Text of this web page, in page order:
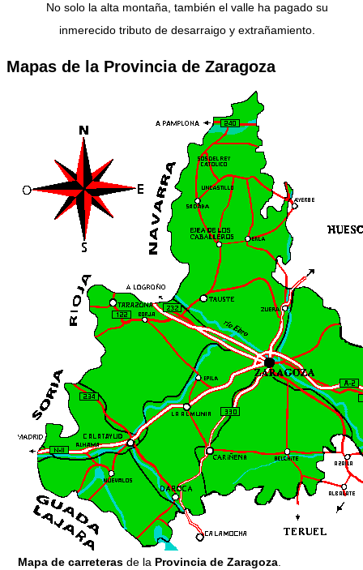
No solo la alta montaña, también el valle ha pagado su
inmerecido tributo de desarraigo y extrañamiento.
Mapas de la Provincia de Zaragoza
Mapa de carreteras de la Provincia de Zaragoza.